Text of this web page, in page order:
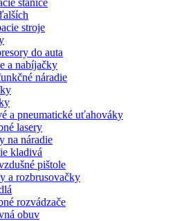
stanice
stroje
do auta
a nabíjačky
náradie
a pneumatické uťahováky
lasery
na náradie
kladivá
pištole
a rozbrusovačky
rozvádzače
obuv